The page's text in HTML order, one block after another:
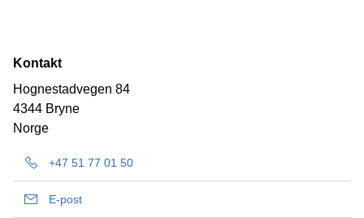
Kontakt
Hognestadvegen 84
4344 Bryne
Norge
+47 51 77 01 50
E-post